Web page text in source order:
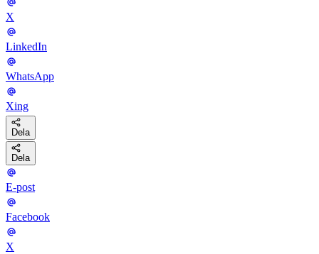
X
LinkedIn
WhatsApp
Xing
Dela
Dela
E-post
Facebook
X